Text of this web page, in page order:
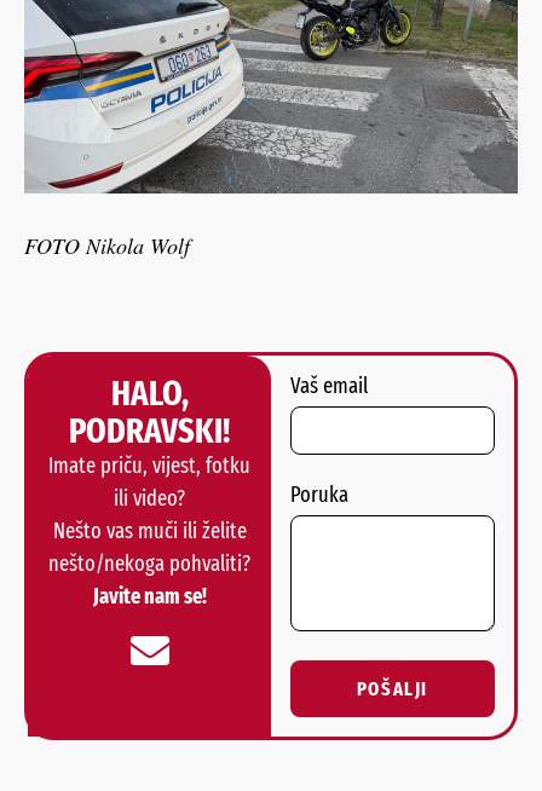
FOTO Nikola Wolf
HALO,
PODRAVSKI!
Imate priču, vijest, fotku
ili video?
Nešto vas muči ili želite
nešto/nekoga pohvaliti?
Javite nam se!
Vaš email
Poruka
POŠALJI
Alternative: